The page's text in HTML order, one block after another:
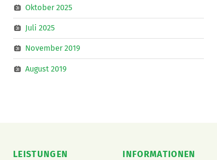
Oktober 2025
Juli 2025
November 2019
August 2019
LEISTUNGEN INFORMATIONEN